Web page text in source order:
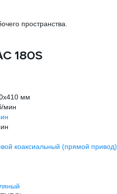
пространства.
180S
мм
мин
коаксиальный (прямой привод)